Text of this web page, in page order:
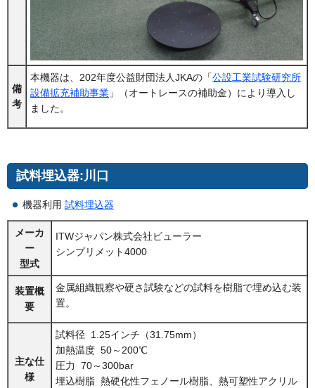
備
考
本機器は、202年度公益財団法人JKAの「公設工業試験研究所
設備拡充補助事業 」（オートレースの補助金）により導入し
ました。
試料埋込器:川口
機器利用 試料埋込器
メーカ
ー
型式
ITWジャパン株式会社ビューラー
シンプリメット4000
装置概
要
金属組織観察や硬さ試験などの試料を樹脂で埋め込む装
置。
主な仕
様
試料径 1.25インチ（31.75mm）
加熱温度 50～200℃
圧力 70～300bar
埋込樹脂 熱硬化性フェノール樹脂、熱可塑性アクリル